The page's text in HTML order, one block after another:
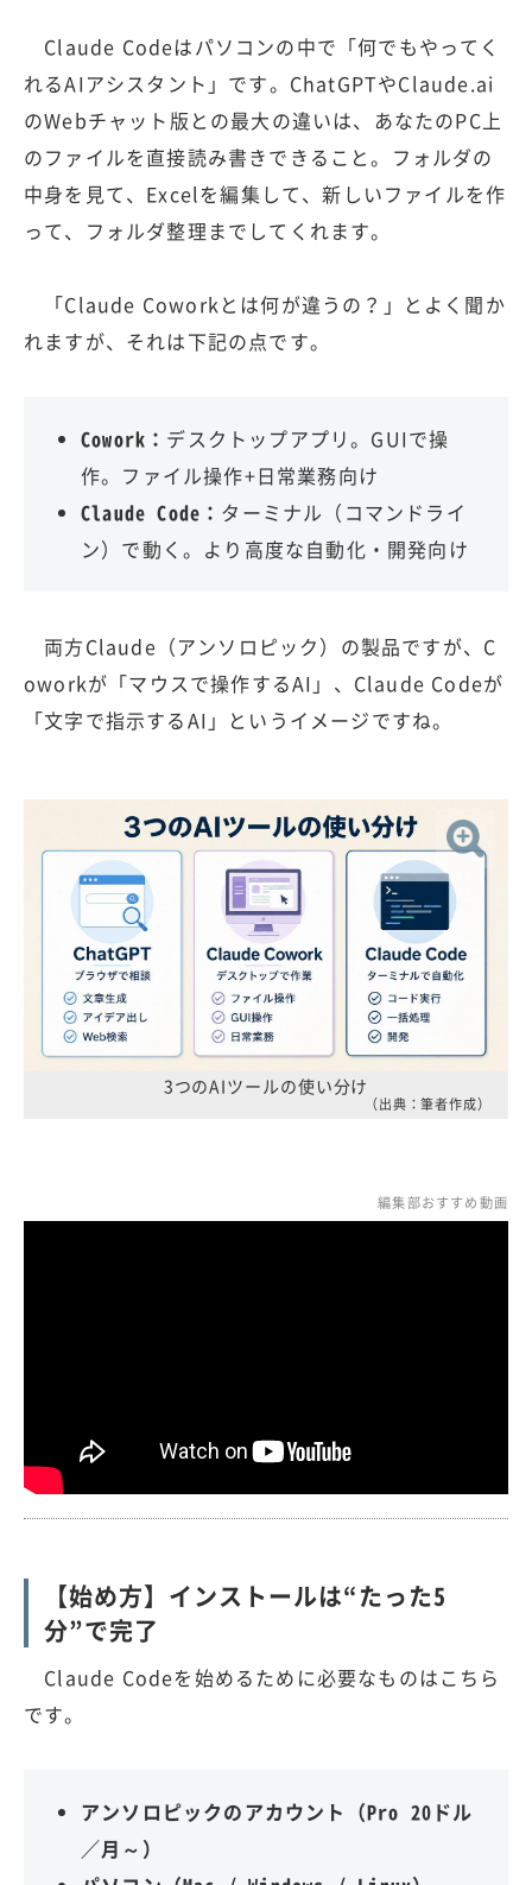
Claude Codeはパソコンの中で「何でもやってく
れるAIアシスタント」です。ChatGPTやClaude.ai
のWebチャット版との最大の違いは、あなたのPC上
のファイルを直接読み書きできること。フォルダの
中身を見て、Excelを編集して、新しいファイルを作
って、フォルダ整理までしてくれます。
「Claude Coworkとは何が違うの？」とよく聞か
れますが、それは下記の点です。
Cowork： デスクトップアプリ。GUIで操
作。ファイル操作+日常業務向け
Claude Code： ターミナル（コマンドライ
ン）で動く。より高度な自動化・開発向け
両方Claude（アンソロピック）の製品ですが、C
oworkが「マウスで操作するAI」、Claude Codeが
「文字で指示するAI」というイメージですね。
3つのAIツールの使い分け
（出典：筆者作成）
編集部おすすめ動画
【始め方】インストールは“たった5
分”で完了
Claude Codeを始めるために必要なものはこちら
です。
アンソロピックのアカウント（Pro 20ドル
／月～）